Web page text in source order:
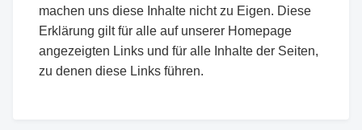
machen uns diese Inhalte nicht zu Eigen. Diese
Erklärung gilt für alle auf unserer Homepage
angezeigten Links und für alle Inhalte der Seiten,
zu denen diese Links führen.